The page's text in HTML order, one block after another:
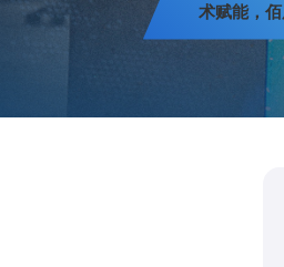
术赋能，